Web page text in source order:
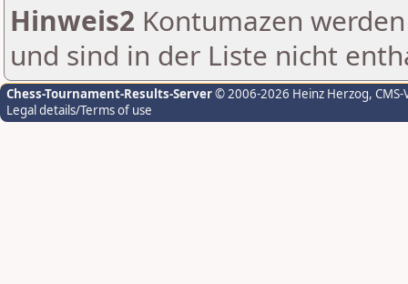
Hinweis2 Kontumazen
und sind in der Liste nicht
Chess-Tournament-Results-Server© 2006-2026 Heinz Herzog,
Legal details/Terms of use